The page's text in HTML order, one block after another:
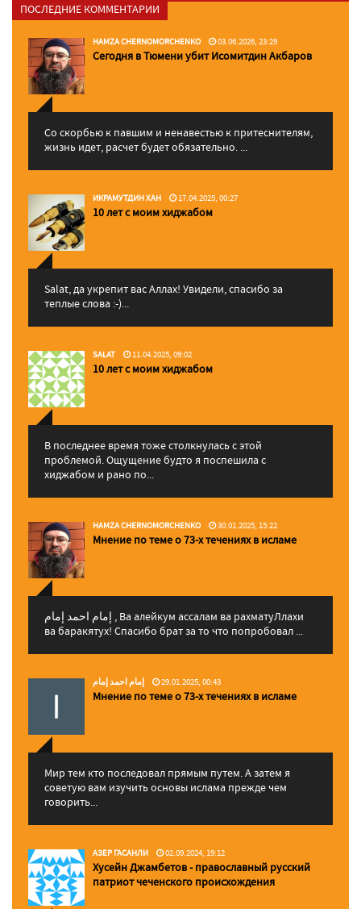
ПОСЛЕДНИЕ КОММЕНТАРИИ
HAMZA CHERNOMORCHENKO 03.06.2026, 23:29
Сегодня в Тюмени убит Исомитдин Акбаров
Со скорбью к павшим и ненавестью к притеснителям,
жизнь идет, расчет будет обязательно. ...
ИКРАМУТДИН ХАН 17.04.2025, 00:27
10 лет с моим хиджабом
Salat, да укрепит вас Аллаx! Увидели, спасибо за
теплые слова :-)...
SALAT 11.04.2025, 09:02
10 лет с моим хиджабом
В последнее время тоже столкнулась с этой
проблемой. Ощущение будто я поспешила с
хиджабом и рано по...
HAMZA CHERNOMORCHENKO 30.01.2025, 15:22
Мнение по теме о 73-х течениях в исламе
إمام احمد إمام , Ва алейкум ассалам ва рахматуЛлахи
ва баракятух! Спасибо брат за то что попробовал ...
إمام احمد إمام 29.01.2025, 00:43
Мнение по теме о 73-х течениях в исламе
Мир тем кто последовал прямым путем. А затем я
советую вам изучить основы ислама прежде чем
говорить...
АЗЕР ГАСАНЛИ 02.09.2024, 19:12
Хусейн Джамбетов - православный русский
патриот чеченского происхождения